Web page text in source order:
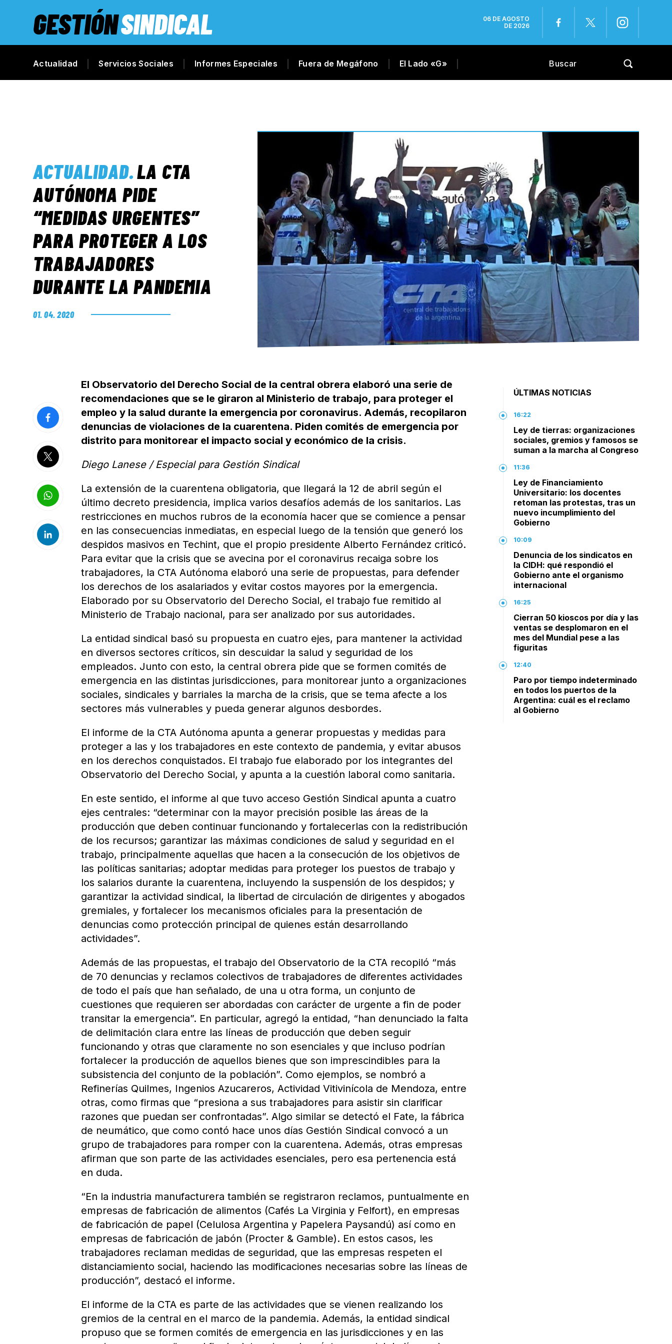
GESTIÓNSINDICAL
06 DE AGOSTO
DE 2026
Actualidad Servicios Sociales Informes Especiales Fuera de Megáfono El Lado «G»
ACTUALIDAD.LA CTA
AUTÓNOMA PIDE
“MEDIDAS URGENTES”
PARA PROTEGER A LOS
TRABAJADORES
DURANTE LA PANDEMIA
01. 04. 2020
El Observatorio del Derecho Social de la central obrera elaboró una serie de
recomendaciones que se le giraron al Ministerio de trabajo, para proteger el
empleo y la salud durante la emergencia por coronavirus. Además, recopilaron
denuncias de violaciones de la cuarentena. Piden comités de emergencia por
distrito para monitorear el impacto social y económico de la crisis.
Diego Lanese / Especial para Gestión Sindical
La extensión de la cuarentena obligatoria, que llegará la 12 de abril según el
último decreto presidencia, implica varios desafíos además de los sanitarios. Las
restricciones en muchos rubros de la economía hacer que se comience a pensar
en las consecuencias inmediatas, en especial luego de la tensión que generó los
despidos masivos en Techint, que el propio presidente Alberto Fernández criticó.
Para evitar que la crisis que se avecina por el coronavirus recaiga sobre los
trabajadores, la CTA Autónoma elaboró una serie de propuestas, para defender
los derechos de los asalariados y evitar costos mayores por la emergencia.
Elaborado por su Observatorio del Derecho Social, el trabajo fue remitido al
Ministerio de Trabajo nacional, para ser analizado por sus autoridades.
La entidad sindical basó su propuesta en cuatro ejes, para mantener la actividad
en diversos sectores críticos, sin descuidar la salud y seguridad de los
empleados. Junto con esto, la central obrera pide que se formen comités de
emergencia en las distintas jurisdicciones, para monitorear junto a organizaciones
sociales, sindicales y barriales la marcha de la crisis, que se tema afecte a los
sectores más vulnerables y pueda generar algunos desbordes.
El informe de la CTA Autónoma apunta a generar propuestas y medidas para
proteger a las y los trabajadores en este contexto de pandemia, y evitar abusos
en los derechos conquistados. El trabajo fue elaborado por los integrantes del
Observatorio del Derecho Social, y apunta a la cuestión laboral como sanitaria.
En este sentido, el informe al que tuvo acceso Gestión Sindical apunta a cuatro
ejes centrales: “determinar con la mayor precisión posible las áreas de la
producción que deben continuar funcionando y fortalecerlas con la redistribución
de los recursos; garantizar las máximas condiciones de salud y seguridad en el
trabajo, principalmente aquellas que hacen a la consecución de los objetivos de
las políticas sanitarias; adoptar medidas para proteger los puestos de trabajo y
los salarios durante la cuarentena, incluyendo la suspensión de los despidos; y
garantizar la actividad sindical, la libertad de circulación de dirigentes y abogados
gremiales, y fortalecer los mecanismos oficiales para la presentación de
denuncias como protección principal de quienes están desarrollando
actividades”.
Además de las propuestas, el trabajo del Observatorio de la CTA recopiló “más
de 70 denuncias y reclamos colectivos de trabajadores de diferentes actividades
de todo el país que han señalado, de una u otra forma, un conjunto de
cuestiones que requieren ser abordadas con carácter de urgente a fin de poder
transitar la emergencia”. En particular, agregó la entidad, “han denunciado la falta
de delimitación clara entre las líneas de producción que deben seguir
funcionando y otras que claramente no son esenciales y que incluso podrían
fortalecer la producción de aquellos bienes que son imprescindibles para la
subsistencia del conjunto de la población”. Como ejemplos, se nombró a
Refinerías Quilmes, Ingenios Azucareros, Actividad Vitivinícola de Mendoza, entre
otras, como firmas que “presiona a sus trabajadores para asistir sin clarificar
razones que puedan ser confrontadas”. Algo similar se detectó el Fate, la fábrica
de neumático, que como contó hace unos días Gestión Sindical convocó a un
grupo de trabajadores para romper con la cuarentena. Además, otras empresas
afirman que son parte de las actividades esenciales, pero esa pertenencia está
en duda.
“En la industria manufacturera también se registraron reclamos, puntualmente en
empresas de fabricación de alimentos (Cafés La Virginia y Felfort), en empresas
de fabricación de papel (Celulosa Argentina y Papelera Paysandú) así como en
empresas de fabricación de jabón (Procter & Gamble). En estos casos, les
trabajadores reclaman medidas de seguridad, que las empresas respeten el
distanciamiento social, haciendo las modificaciones necesarias sobre las líneas de
producción”, destacó el informe.
El informe de la CTA es parte de las actividades que se vienen realizando los
gremios de la central en el marco de la pandemia. Además, la entidad sindical
propuso que se formen comités de emergencia en las jurisdicciones y en las
ÚLTIMAS NOTICIAS
16:22
Ley de tierras: organizaciones
sociales, gremios y famosos se
suman a la marcha al Congreso
11:36
Ley de Financiamiento
Universitario: los docentes
retoman las protestas, tras un
nuevo incumplimiento del
Gobierno
10:09
Denuncia de los sindicatos en
la CIDH: qué respondió el
Gobierno ante el organismo
internacional
16:25
Cierran 50 kioscos por día y las
ventas se desplomaron en el
mes del Mundial pese a las
figuritas
12:40
Paro por tiempo indeterminado
en todos los puertos de la
Argentina: cuál es el reclamo
al Gobierno